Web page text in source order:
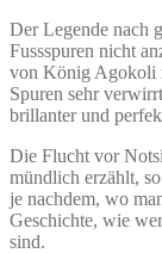
Der Legende nach
Fussspuren nicht
von König Agokoli
Spuren sehr
brillanter und
Die Flucht vor
mündlich erzählt,
je nachdem, wo
Geschichte, wie
sind.